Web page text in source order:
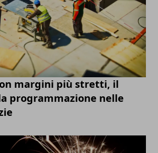
margini più stretti, il
programmazione nelle